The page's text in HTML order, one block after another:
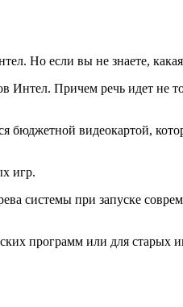
Но если вы не знаете,
Причем речь идет не
видеокартой,
игр.
системы при запуске
программ или для старых